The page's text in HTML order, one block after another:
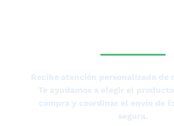
Recibe atención personalizada de
Te ayudamos a elegir el
compra y coordinar el envío de
segura.